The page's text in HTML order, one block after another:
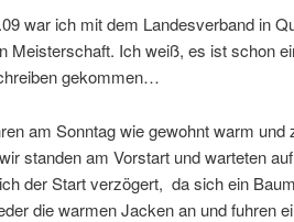
war ich mit dem Landesverband in
Meisterschaft. Ich weiß, es ist schon
gekommen…
am Sonntag wie gewohnt warm
standen am Vorstart und warteten
der Start verzögert, da sich ein
die warmen Jacken an und fuhren